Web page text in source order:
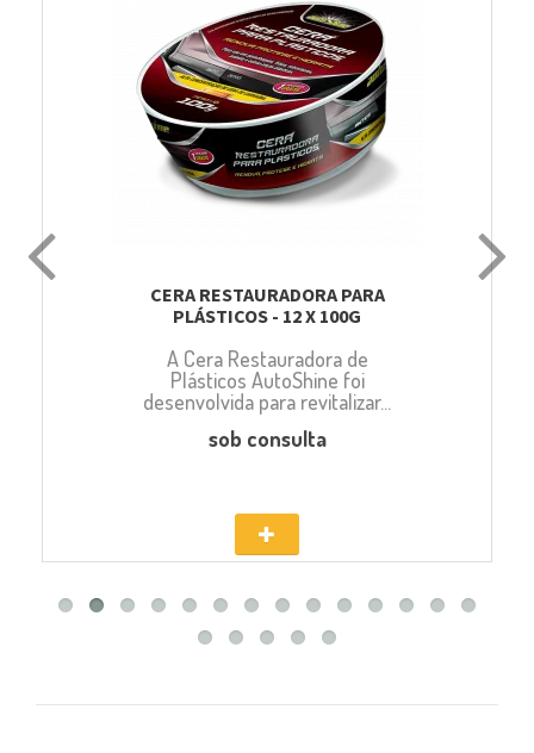
CERA RESTAURADORA PARA
PLÁSTICOS - 12 X 100G
A Cera Restauradora de
Plásticos AutoShine foi
desenvolvida para revitalizar...
sob consulta